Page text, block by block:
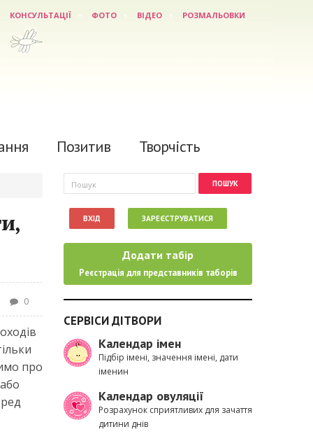
КОНСУЛЬТАЦІЇ ФОТО ВІДЕО РОЗМАЛЬОВКИ
Позитив Творчість
0
про
Пошукова форма
Пошук
ВХІД ЗАРЕЄСТРУВАТИСЯ
Додати табір
Реєстрація для представників таборів
СЕРВІСИ ДІТВОРИ
Календар імен
Підбір імені, значення імені, дати
іменин
Календар овуляції
Розрахунок сприятливих для зачаття
дитини днів